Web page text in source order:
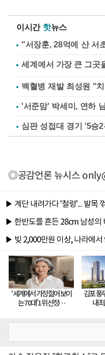
이시간 핫뉴스
"서장훈, 28억에 산 서
백혈병 재발 최성원 "
'서준맘' 박세미, 연하
심판 성접대 경기 '5승
◎공감언론 뉴시스